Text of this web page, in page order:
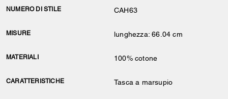
NUMERO DI STILE CAH63
MISURE lunghezza: 66.04 cm
MATERIALI 100% cotone
CARATTERISTICHE Tasca a marsupio